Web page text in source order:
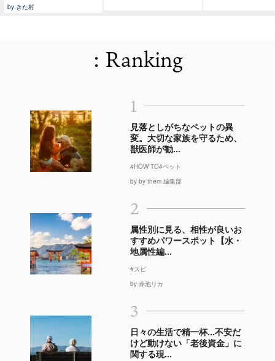
by きた村
: Ranking
1
見落としがちなペットの異
変。大切な家族を守るため、
獣医師が勧...
#HOW TO#ペット
by by them 編集部
2
属性別に見る、相性が良いお
すすめパワースポット【水・
地属性編...
#スピ
by 赤池リカ
3
日々の生活で精一杯…不安だ
けど動けない「老後資金」に
関する現...